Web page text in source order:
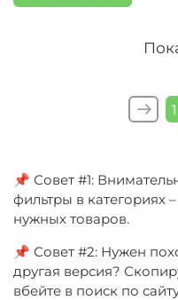
1
📌 Совет #1:
фильтры в категориях
нужных товаров.
📌 Совет #2: Нужен
другая версия?
вбейте в поиск по